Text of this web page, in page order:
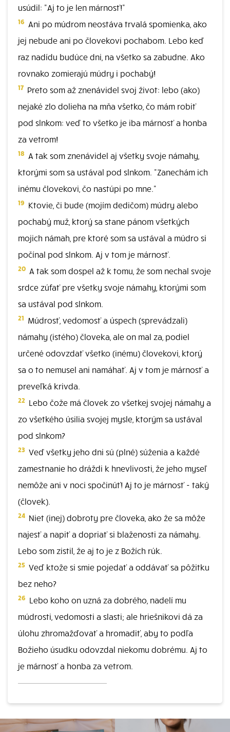
usúdil: "Aj to je len márnosť!"
16 Ani po múdrom neostáva trvalá spomienka, ako
jej nebude ani po človekovi pochabom. Lebo keď
raz nadídu budúce dni, na všetko sa zabudne. Ako
rovnako zomierajú múdry i pochabý!
17 Preto som až znenávidel svoj život: lebo (ako)
nejaké zlo dolieha na mňa všetko, čo mám robiť
pod slnkom: veď to všetko je iba márnosť a honba
za vetrom!
18 A tak som znenávidel aj všetky svoje námahy,
ktorými som sa ustával pod slnkom. "Zanechám ich
inému človekovi, čo nastúpi po mne."
19 Ktovie, či bude (mojím dedičom) múdry alebo
pochabý muž, ktorý sa stane pánom všetkých
mojich námah, pre ktoré som sa ustával a múdro si
počínal pod slnkom. Aj v tom je márnosť.
20 A tak som dospel až k tomu, že som nechal svoje
srdce zúfať pre všetky svoje námahy, ktorými som
sa ustával pod slnkom.
21 Múdrosť, vedomosť a úspech (sprevádzali)
námahy (istého) človeka, ale on mal za, podiel
určené odovzdať všetko (inému) človekovi, ktorý
sa o to nemusel ani namáhať. Aj v tom je márnosť a
preveľká krivda.
22 Lebo čože má človek zo všetkej svojej námahy a
zo všetkého úsilia svojej mysle, ktorým sa ustával
pod slnkom?
23 Veď všetky jeho dni sú (plné) súženia a každé
zamestnanie ho dráždi k hnevlivosti, že jeho myseľ
nemôže ani v noci spočinúť! Aj to je márnosť - taký
(človek).
24 Niet (inej) dobroty pre človeka, ako že sa môže
najesť a napiť a dopriať si blaženosti za námahy.
Lebo som zistil, že aj to je z Božích rúk.
25 Veď ktože si smie pojedať a oddávať sa pôžitku
bez neho?
26 Lebo koho on uzná za dobrého, nadelí mu
múdrosti, vedomosti a slasti; ale hriešnikovi dá za
úlohu zhromažďovať a hromadiť, aby to podľa
Božieho úsudku odovzdal niekomu dobrému. Aj to
je márnosť a honba za vetrom.